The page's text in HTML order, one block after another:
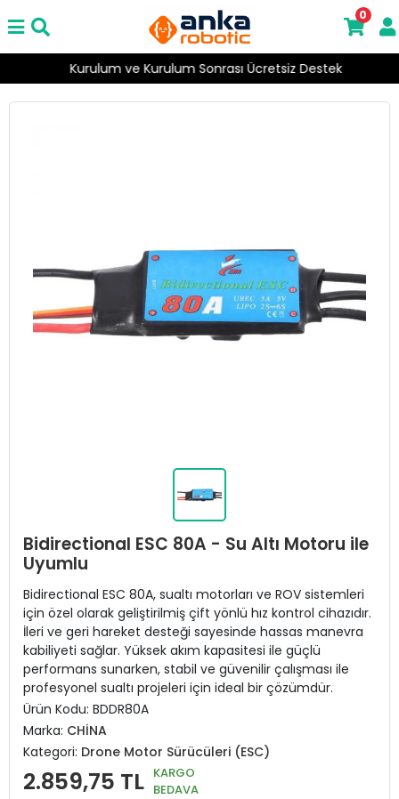
Kurulum ve Kurulum Sonrası Ücretsiz Destek
0
Bidirectional ESC 80A - Su Altı Motoru ile
Uyumlu
Bidirectional ESC 80A, sualtı motorları ve ROV sistemleri
için özel olarak geliştirilmiş çift yönlü hız kontrol cihazıdır.
İleri ve geri hareket desteği sayesinde hassas manevra
kabiliyeti sağlar. Yüksek akım kapasitesi ile güçlü
performans sunarken, stabil ve güvenilir çalışması ile
profesyonel sualtı projeleri için ideal bir çözümdür.
Ürün Kodu: BDDR80A
Marka: CHİNA
Kategori: Drone Motor Sürücüleri (ESC)
2.859,75 TL KARGO
BEDAVA